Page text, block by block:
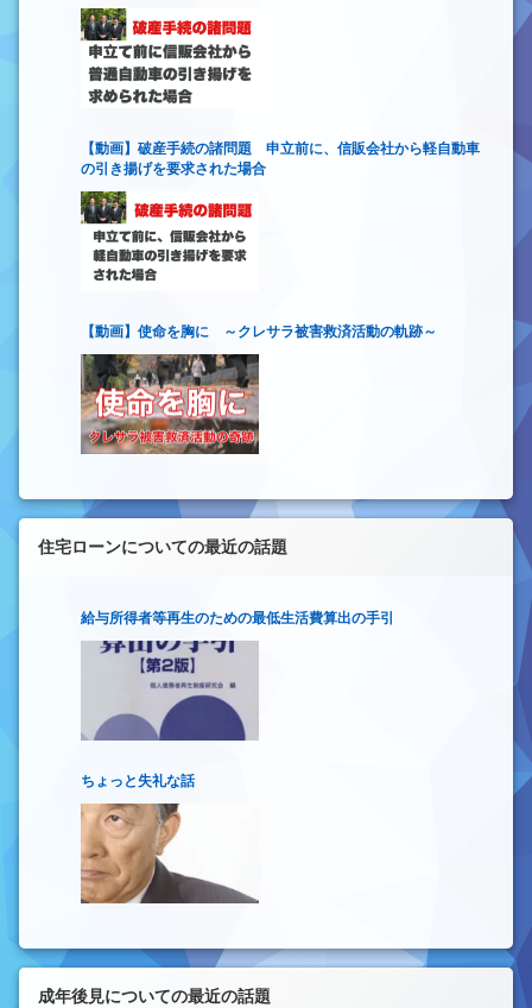
【動画】破産手続の諸問題 申立前に、信販会社から軽自動車
の引き揚げを要求された場合
【動画】使命を胸に ～クレサラ被害救済活動の軌跡～
住宅ローンについての最近の話題
給与所得者等再生のための最低生活費算出の手引
ちょっと失礼な話
成年後見についての最近の話題